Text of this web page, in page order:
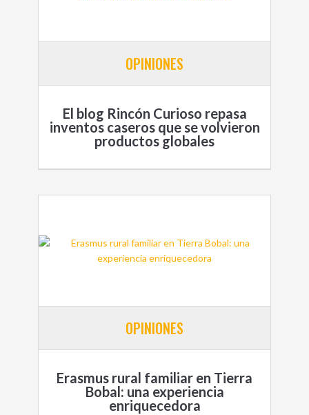
OPINIONES
El blog Rincón Curioso repasa
inventos caseros que se volvieron
productos globales
OPINIONES
Erasmus rural familiar en Tierra
Bobal: una experiencia
enriquecedora